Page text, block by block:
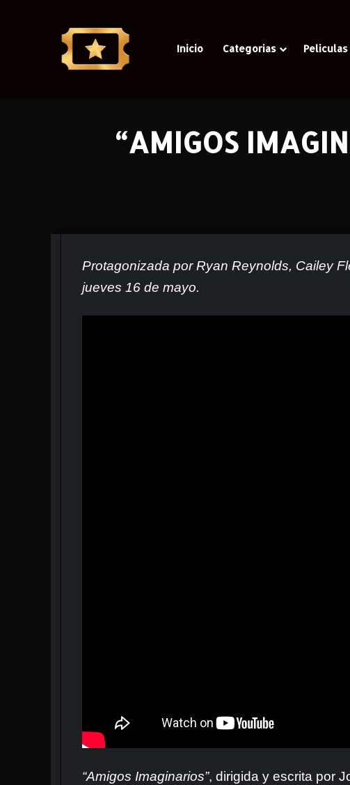
Inicio Categorias Peliculas
“AMIGOS
Protagonizada por Ryan Reynolds, Cailey
jueves 16 de mayo.
“Amigos Imaginarios”, dirigida y escrita por